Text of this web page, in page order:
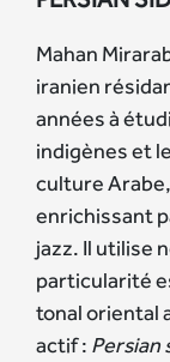
Mahan
iranien
années à
indigènes et
culture
enrichissant
jazz. Il utilise
particularité
tonal oriental
actif : Persian